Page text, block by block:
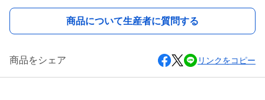
商品について生産者に質問する
商品をシェア リンクをコピー